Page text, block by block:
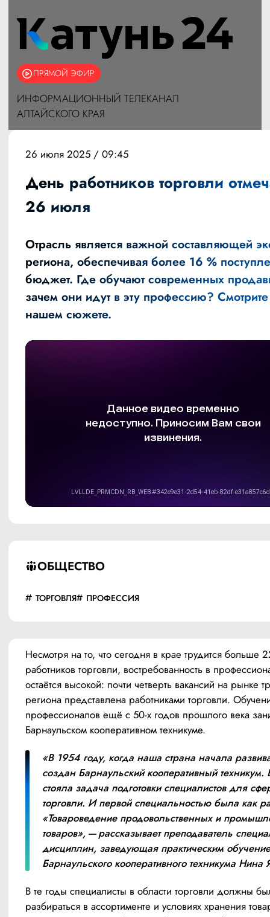
ПРЯМОЙ ЭФИР
ИНФОРМАЦИОННЫЙ ТЕЛЕКАНАЛ
АЛТАЙСКОГО КРАЯ
ОБЩЕСТВО
ТОРГОВЛЯ ПРОФЕССИЯ
26 июля 2025 / 09:45
День работников торговли
26 июля
Отрасль является важной составляющей
региона, обеспечивая более 16 %
бюджет. Где обучают современных
зачем они идут в эту профессию?
нашем сюжете.
Несмотря на то, что сегодня в крае трудится больше
работников торговли, востребованность в
остаётся высокой: почти четверть вакансий на рынке
региона представлена работниками торговли.
профессионалов ещё с 50-х годов прошлого века
Барнаульском кооперативном техникуме.
«В 1954 году, когда наша страна начала
создан Барнаульский кооперативный техникум.
стояла задача подготовки специалистов для
торговли. И первой специальностью была как
«Товароведение продовольственных и
товаров», — рассказывает преподаватель
дисциплин, заведующая практическим
Барнаульского кооперативного техникума Нина
В те годы специалисты в области торговли должны
разбираться в ассортименте и условиях хранения